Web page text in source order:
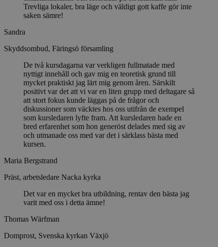
Trevliga lokaler, bra läge och väldigt gott kaffe gör inte
saken sämre!
Sandra
Skyddsombud, Färingsö församling
De två kursdagarna var verkligen fullmatade med
nyttigt innehåll och gav mig en teoretisk grund till
mycket praktiskt jag lärt mig genom åren. Särskilt
positivt var det att vi var en liten grupp med deltagare så
att stort fokus kunde läggas på de frågor och
diskussioner som väcktes hos oss utifrån de exempel
som kursledaren lyfte fram. Att kursledaren hade en
bred erfarenhet som hon generöst delades med sig av
och utmanade oss med var det i särklass bästa med
kursen.
Maria Bergstrand
Präst, arbetsledare Nacka kyrka
Det var en mycket bra utbildning, rentav den bästa jag
varit med oss i detta ämne!
Thomas Wärfman
Domprost, Svenska kyrkan Växjö